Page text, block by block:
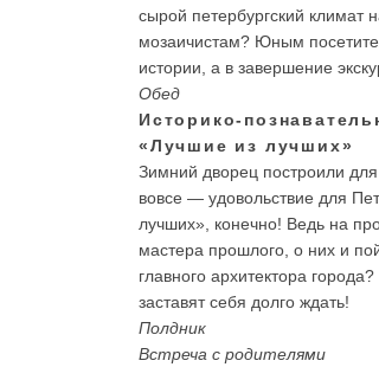
сырой петербургский климат
мозаичистам? Юным
истории, а в завершение
Обед
Историко-
«Лучшие из лучших»
Зимний дворец построили
вовсе — удовольствие для
лучших», конечно! Ведь на
мастера прошлого, о них и
главного архитектора
заставят себя долго ждать!
Полдник
Встреча с родителями